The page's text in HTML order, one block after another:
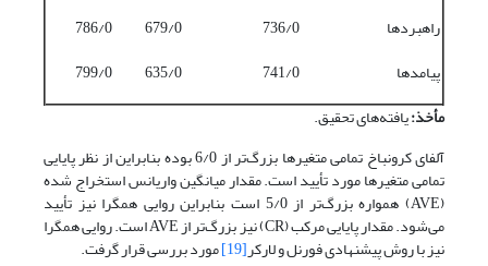
راهبردها
736/0
679/0
786/0
پیامدها
741/0
635/0
799/0
مأخذ:یافته‌های تحقیق.
آلفای کرونباخ تمامی متغیرها بزرگ‌تر از 6/0 بوده بنابراین از نظر پایایی
تمامی متغیرها مورد تأیید است. مقدار میانگین واریانس استخراج‌ شده
(AVE) همواره بزرگ‌تر از 5/0 است بنابراین روایی همگرا نیز تأیید
می‌شود. مقدار پایایی مرکب (CR) نیز بزرگ‌تر از AVE است. روایی همگرا
نیز با روش پیشنهادی فورنل و لارکر[19]
مورد بررسی قرار گرفت.